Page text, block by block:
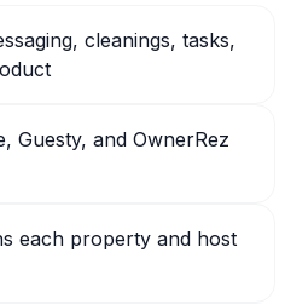
cleanings, tasks,
Guesty, and OwnerRez
each property and host